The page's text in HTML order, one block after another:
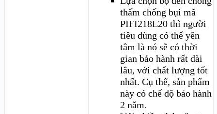
thấm chống bụi mã
PIFI218L20 thì người
tiêu dùng có thể yên
tâm là nó sẽ có thời
gian bảo hành rất dài
lâu, với chất lượng tốt
nhất. Cụ thể, sản phẩm
này có chế độ bảo hành
2 năm.